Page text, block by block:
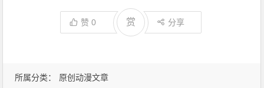
所属分类： 原创动漫文章
赞0 赏 分享